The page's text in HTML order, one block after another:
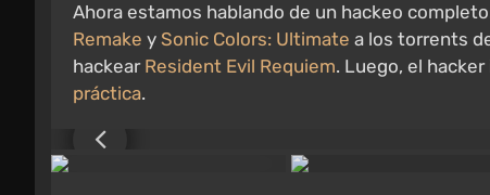
Ahora estamos hablando de un hackeo
Remake y Sonic Colors: Ultimate a los torrents
hackear Resident Evil Requiem. Luego, el
práctica.